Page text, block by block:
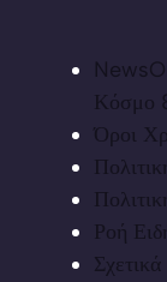
Κόσμο
Όροι
Ροή